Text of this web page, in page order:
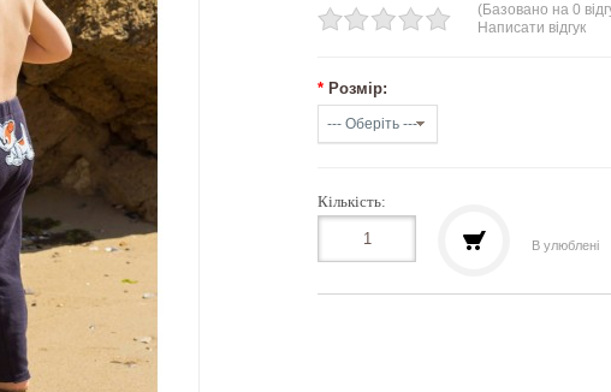
(Базовано на 0
Написати відгук
* Розмір:
Кількість:
В улюблені